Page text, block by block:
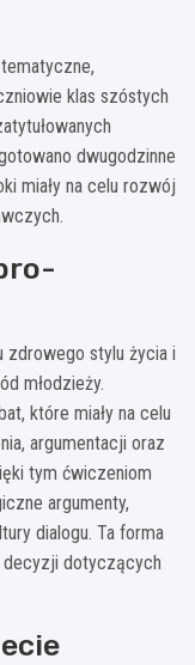
klas szóstych
dwugodzinne
miały na celu rozwój
zdrowego stylu życia i
młodzieży.
które miały na celu
argumentacji oraz
tym ćwiczeniom
argumenty,
dialogu. Ta forma
decyzji dotyczących